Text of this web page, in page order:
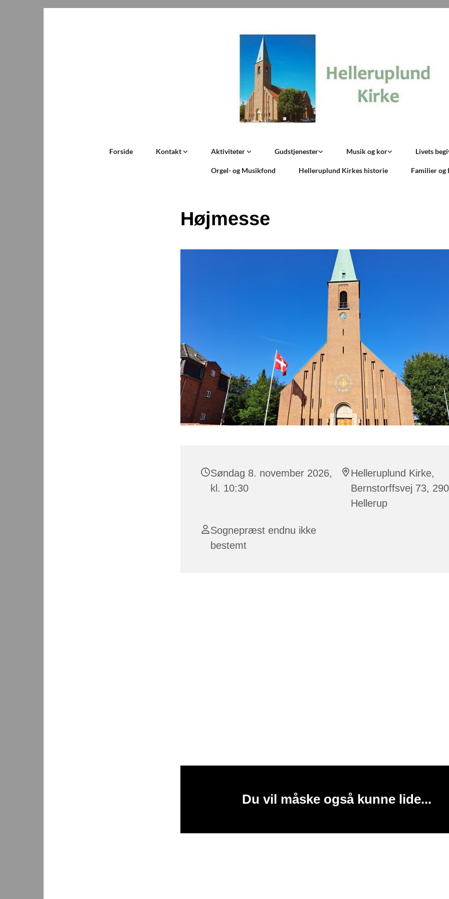
Forside Kontakt Aktiviteter Gudstjenester Musik og kor Livets
Orgel- og Musikfond Helleruplund Kirkes historie Familier og
Højmesse
Søndag 8. november 2026,
kl. 10:30
Helleruplund Kirke,
Bernstorffsvej 73,
Hellerup
Sognepræst endnu ikke
bestemt
Du vil måske også kunne lide...